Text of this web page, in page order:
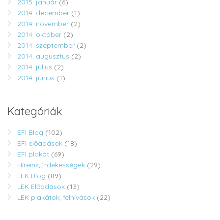
2015. január (6)
2014. december (1)
2014. november (2)
2014. október (2)
2014. szeptember (2)
2014. augusztus (2)
2014. július (2)
2014. június (1)
Kategóriák
EFI Blog (102)
EFI előadások (18)
EFI plakát (69)
Híreink,Érdekességek (29)
LEK Blog (89)
LEK Előadások (13)
LEK plakátok, felhívások (22)